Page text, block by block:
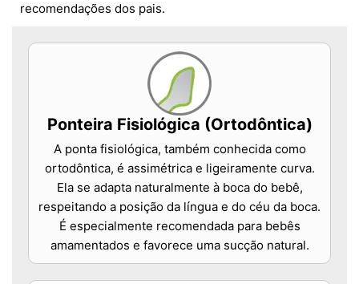
recomendações dos pais.
Ponteira Fisiológica (Ortodôntica)
A ponta fisiológica, também conhecida como
ortodôntica, é assimétrica e ligeiramente curva.
Ela se adapta naturalmente à boca do bebê,
respeitando a posição da língua e do céu da boca.
É especialmente recomendada para bebês
amamentados e favorece uma sucção natural.